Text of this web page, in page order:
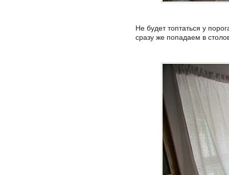
Не будет топтаться у
сразу же попадаем в